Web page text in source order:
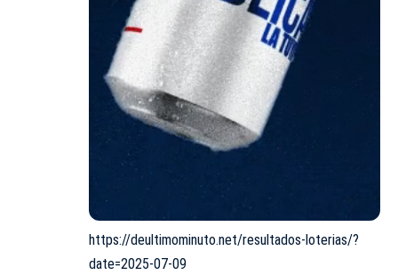
https://deultimominuto.net/resultados-loterias/?
date=2025-07-09